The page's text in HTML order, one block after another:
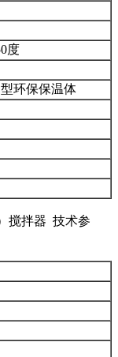
度
环保保温体
搅拌器 技术参